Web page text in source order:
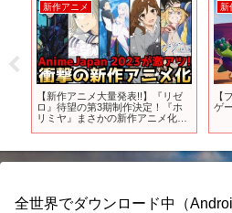
新作アニメ
【新作アニメ大量発表!!】『リゼ
ロ』待望の第3期制作決定！『ホ
リミヤ』まさかの新作アニメ化！
まとめ～【ヒロアカ7期、呪術2
期】
新
【
ゲ
全世界でダウンロード中（